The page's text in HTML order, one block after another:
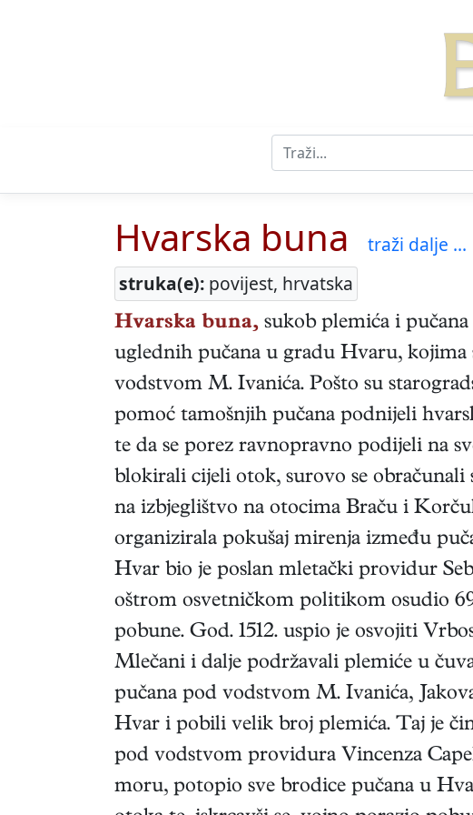
Hvarska buna
traži dalje ...
struka(e): povijest, hrvatska
Hvarska buna, sukob plemića i
uglednih pučana u gradu Hvaru, kojima
vodstvom M. Ivanića. Pošto su
pomoć tamošnjih pučana podnijeli
te da se porez ravnopravno podijeli na
blokirali cijeli otok, surovo se
na izbjeglištvo na otocima Braču i
organizirala pokušaj mirenja između
Hvar bio je poslan mletački providur
oštrom osvetničkom politikom osudio
pobune. God. 1512. uspio je osvojiti
Mlečani i dalje podržavali plemiće u
pučana pod vodstvom M. Ivanića,
Hvar i pobili velik broj plemića. Taj je
pod vodstvom providura Vincenza
moru, potopio sve brodice pučana u